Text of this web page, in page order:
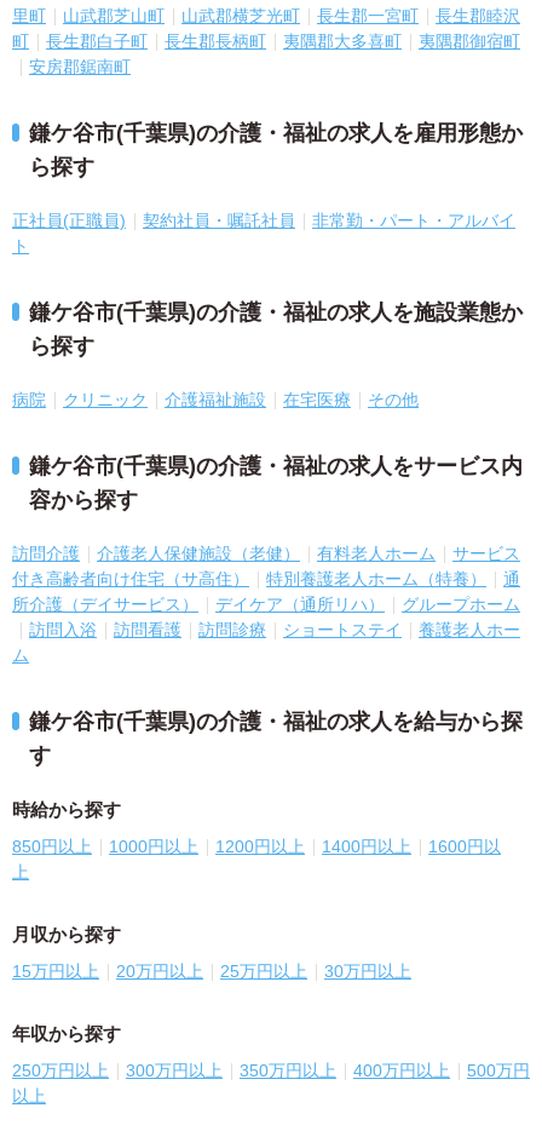
里町
山武郡芝山町 山武郡横芝光町 長生郡一宮町
長生郡睦沢
町
長生郡白子町 長生郡長柄町 夷隅郡大多喜町
夷隅郡御宿町
安房郡鋸南町
鎌ケ谷市(千葉県)の介護・福祉の求人を雇用形態か
ら探す
正社員(正職員) 契約社員・嘱託社員
非常勤・パート・アルバイ
ト
鎌ケ谷市(千葉県)の介護・福祉の求人を施設業態か
ら探す
病院 クリニック 介護福祉施設 在宅医療 その他
鎌ケ谷市(千葉県)の介護・福祉の求人をサービス内
容から探す
訪問介護 介護老人保健施設（老健） 有料老人ホーム
サービス
付き高齢者向け住宅（サ高住）
特別養護老人ホーム（特養）
通
所介護（デイサービス）
デイケア（通所リハ）
グループホーム
訪問入浴
訪問看護 訪問診療 ショートステイ
養護老人ホー
ム
鎌ケ谷市(千葉県)の介護・福祉の求人を給与から探
す
時給から探す
850円以上 1000円以上 1200円以上 1400円以上
1600円以
上
月収から探す
15万円以上 20万円以上 25万円以上 30万円以上
年収から探す
250万円以上 300万円以上 350万円以上 400万円以上
500万円
以上